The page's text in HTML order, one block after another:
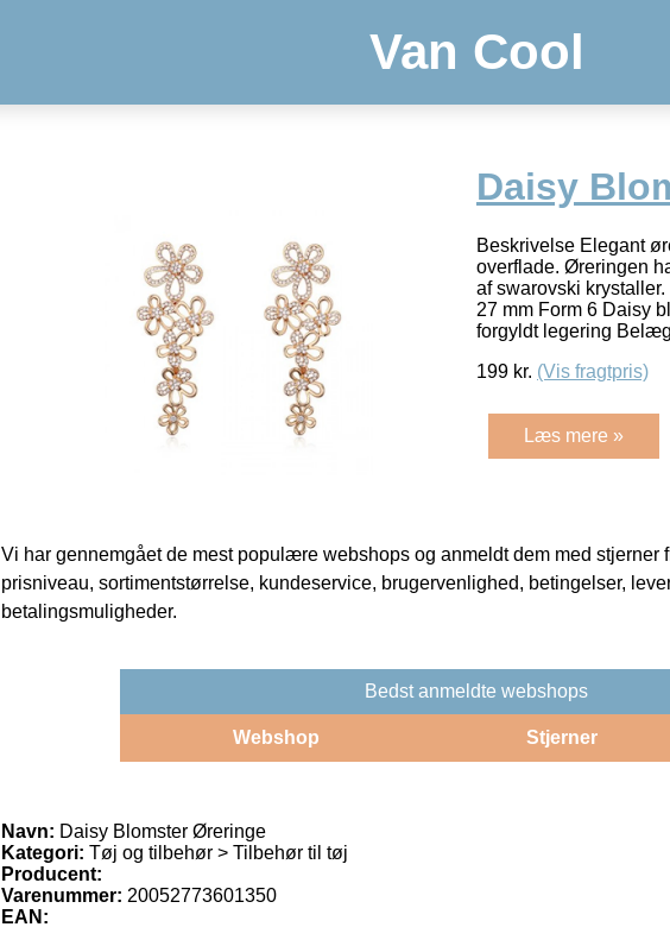
Van Cool
Daisy
Beskrivelse Elegant
overflade. Øreringen
af swarovski
27 mm Form 6 Daisy
forgyldt legering
199 kr. (Vis fragtpris)
Læs mere »
Vi har gennemgået de mest populære webshops og anmeldt dem med stjerner
prisniveau, sortimentstørrelse, kundeservice, brugervenlighed, betingelser,
betalingsmuligheder.
Bedst anmeldte webshops
Webshop Stjerner
Navn: Daisy Blomster Øreringe
Kategori: Tøj og tilbehør > Tilbehør til tøj
Producent:
Varenummer: 20052773601350
EAN: